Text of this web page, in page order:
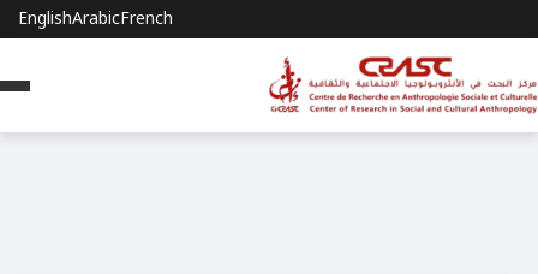
French
Arabic
English